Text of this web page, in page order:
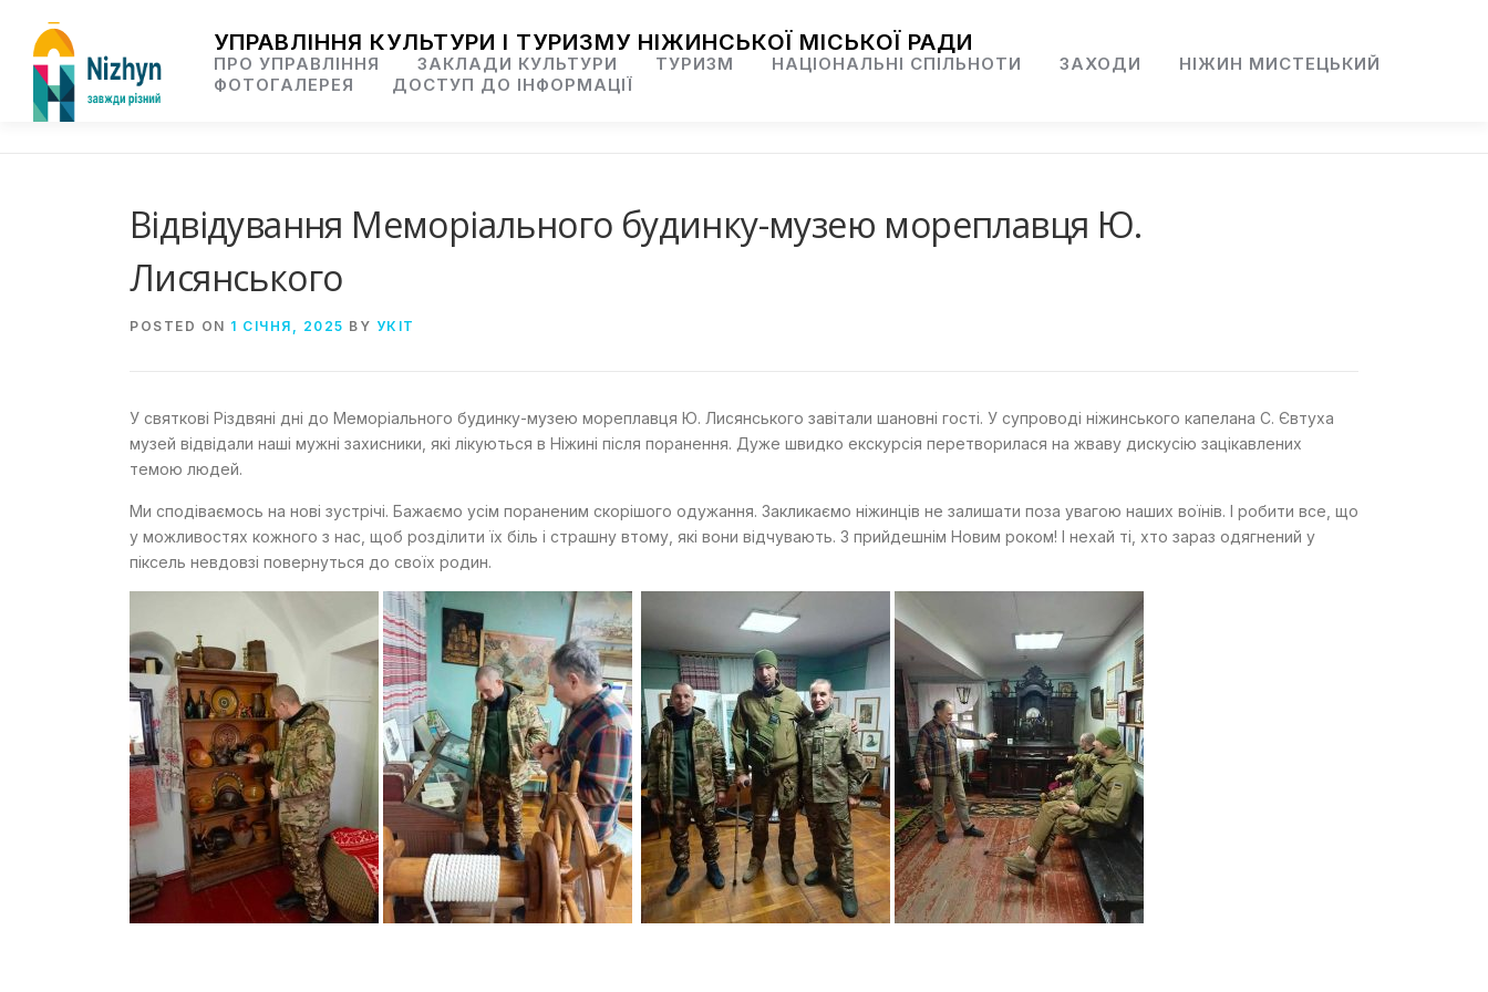
content
УПРАВЛІННЯ КУЛЬТУРИ І ТУРИЗМУ НІЖИНСЬКОЇ МІСЬКОЇ РАДИ
ПРО УПРАВЛІННЯ ЗАКЛАДИ КУЛЬТУРИ ТУРИЗМ НАЦІОНАЛЬНІ СПІЛЬНОТИ ЗАХОДИ
НІЖИН МИСТЕЦЬКИЙ
ФОТОГАЛЕРЕЯ
ДОСТУП ДО ІНФОРМАЦІЇ
Відвідування Меморіального будинку-музею мореплавця Ю.
Лисянського
POSTED ON 1 СІЧНЯ, 2025 BY УКІТ
У святкові Різдвяні дні до Меморіального будинку-музею мореплавця Ю. Лисянського завітали шановні гості. У супроводі ніжинського капелана С. Євтуха
музей відвідали наші мужні захисники, які лікуються в Ніжині після поранення. Дуже швидко екскурсія перетворилася на жваву дискусію зацікавлених
темою людей.
Ми сподіваємось на нові зустрічі. Бажаємо усім пораненим скорішого одужання. Закликаємо ніжинців не залишати поза увагою наших воїнів. І робити все, що
у можливостях кожного з нас, щоб розділити їх біль і страшну втому, які вони відчувають. З прийдешнім Новим роком! І нехай ті, хто зараз одягнений у
піксель невдовзі повернуться до своїх родин.